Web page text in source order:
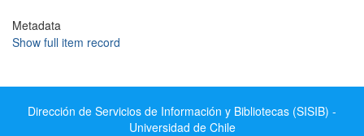
Metadata
Show full item record
Dirección de Servicios de Información y Bibliotecas (SISIB) -
Universidad de Chile